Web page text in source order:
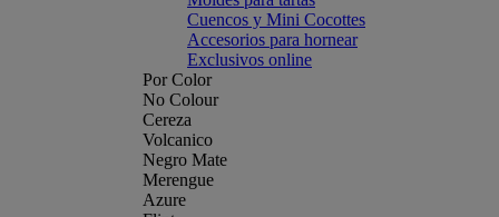
Cuencos y Mini Cocottes
Accesorios para hornear
Exclusivos online
Por Color
No Colour
Cereza
Volcanico
Negro Mate
Merengue
Azure